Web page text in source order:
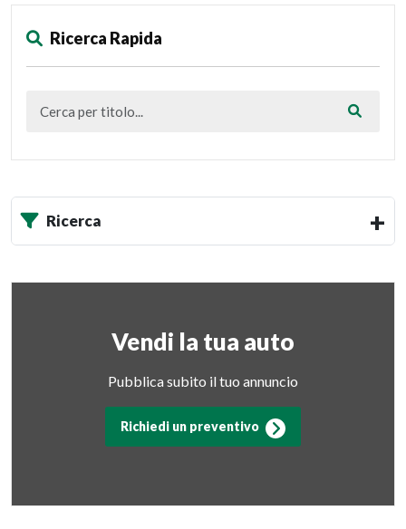
Ricerca Rapida
Ricerca
Vendi la tua auto
Pubblica subito il tuo annuncio
Richiedi un preventivo